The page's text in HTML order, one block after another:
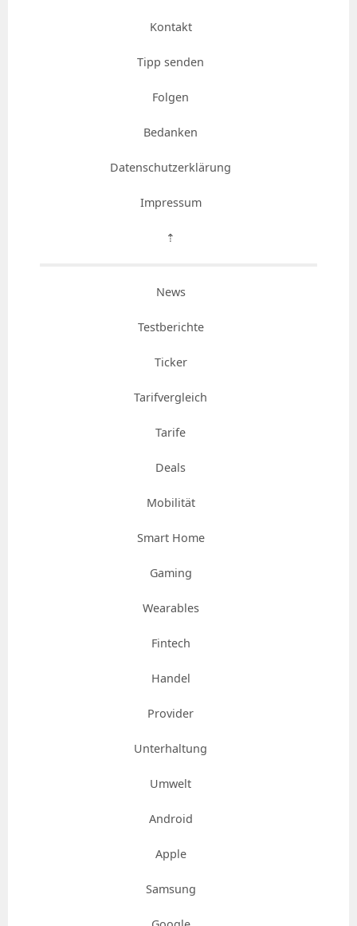
Kontakt
Tipp senden
Folgen
Bedanken
Datenschutzerklärung
Impressum
⇡
News
Testberichte
Ticker
Tarifvergleich
Tarife
Deals
Mobilität
Smart Home
Gaming
Wearables
Fintech
Handel
Provider
Unterhaltung
Umwelt
Android
Apple
Samsung